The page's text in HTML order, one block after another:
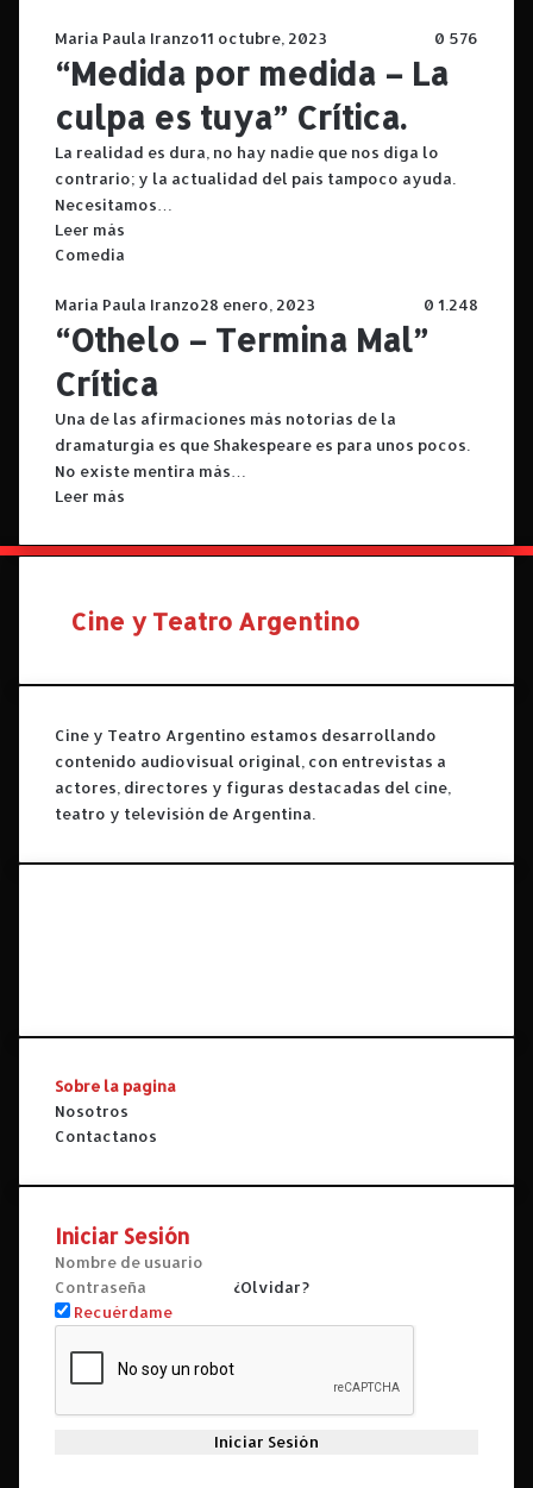
Maria Paula Iranzo11 octubre, 2023 0 576
“Medida por medida – La
culpa es tuya” Crítica.
La realidad es dura, no hay nadie que nos diga lo
contrario; y la actualidad del país tampoco ayuda.
Necesitamos…
Leer más
Comedia
Maria Paula Iranzo28 enero, 2023 0 1.248
“Othelo – Termina Mal”
Crítica
Una de las afirmaciones más notorias de la
dramaturgia es que Shakespeare es para unos pocos.
No existe mentira más…
Leer más
Cine y Teatro Argentino
Cine y Teatro Argentino estamos desarrollando
contenido audiovisual original, con entrevistas a
actores, directores y figuras destacadas del cine,
teatro y televisión de Argentina.
Sobre la pagina
Nosotros
Contactanos
Iniciar Sesión
¿Olvidar?
Recuérdame
Iniciar Sesión